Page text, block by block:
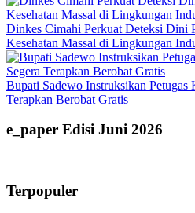
Dinkes Cimahi Perkuat Deteksi Dini
Kesehatan Massal di Lingkungan
Bupati Sadewo Instruksikan Petugas
Terapkan Berobat Gratis
e_paper Edisi Juni 2026
Terpopuler